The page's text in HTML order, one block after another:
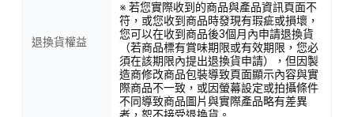
退換貨權益
※ 若您實際收到的商品與產品資訊頁面不
符，或您收到商品時發現有瑕疵或損壞，
您可以在收到商品後3個月內申請退換貨
（若商品標有賞味期限或有效期限，您必
須在該期限內提出退換貨申請），但因製
造商修改商品包裝導致頁面顯示內容與實
際商品不一致，或因螢幕設定或拍攝條件
不同導致商品圖片與實際產品略有差異